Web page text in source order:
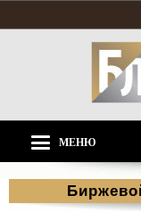
МЕНЮ